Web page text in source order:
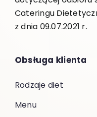
Cateringu
z dnia 09.07.2021 r.
Obsługa klienta
Rodzaje diet
Menu